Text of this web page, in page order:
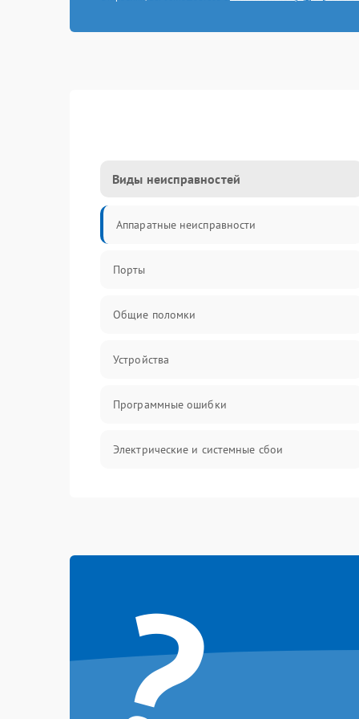
Виды неисправностей
Аппаратные неисправности
Порты
Общие поломки
Устройства
Программные ошибки
Электрические и системные сбои
Система охлаждения